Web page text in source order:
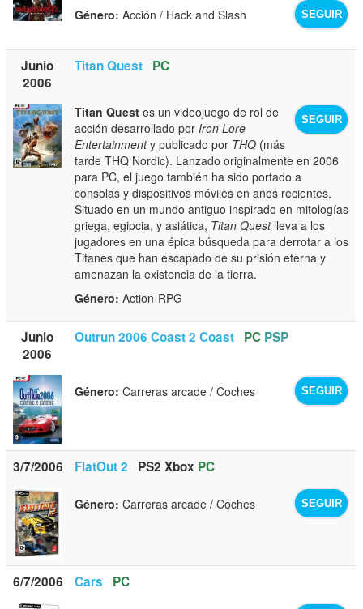
SEGUIR
Género: Acción / Hack and Slash
Junio
2006
Titan Quest PC
SEGUIR
Titan Quest es un videojuego de rol de
acción desarrollado por Iron Lore
Entertainmenty publicado por THQ (más
tarde THQ Nordic). Lanzado originalmente en 2006
para PC, el juego también ha sido portado a
consolas y dispositivos móviles en años recientes.
Situado en un mundo antiguo inspirado en mitologías
griega, egipcia, y asiática, Titan Questlleva a los
jugadores en una épica búsqueda para derrotar a los
Titanes que han escapado de su prisión eterna y
amenazan la existencia de la tierra.
Género: Action-RPG
Junio
2006
Outrun 2006 Coast 2 Coast PC PSP
SEGUIR
Género: Carreras arcade / Coches
3/7/2006 FlatOut 2 PS2 Xbox PC
SEGUIR
Género: Carreras arcade / Coches
6/7/2006 Cars PC